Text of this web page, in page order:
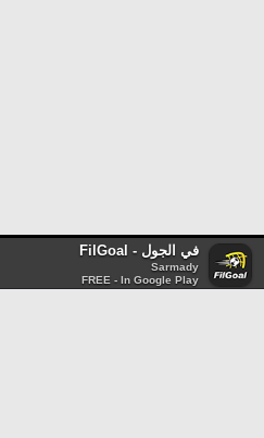
في الجول - FilGoal
Sarmady
FREE - In Google Play